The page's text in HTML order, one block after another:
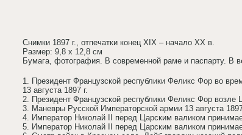
Снимки 1897 г., отпечатки конец XIX – начало XX в.
Размер: 9,8 х 12,8 см
Бумага, фотография. В современной раме и паспарту. В
1. Президент Французской республики Феликс Фор во
13 августа 1897 г.
2. Президент Французской республики Феликс Фор
3. Маневры Русской Императорской армии 13 августа
4. Император Николай II перед Царским валиком
5. Император Николай II перед Царским валиком